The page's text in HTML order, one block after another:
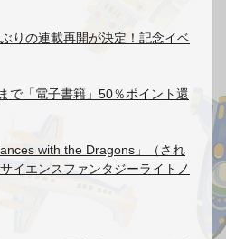
りの連載再開が決定！記念イベ
で「電子書籍」50％ポイント還
with the Dragons」（され
イエンスファンタジーライトノ